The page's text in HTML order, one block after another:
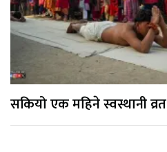
सकियो एक महिने स्वस्थानी व्रत